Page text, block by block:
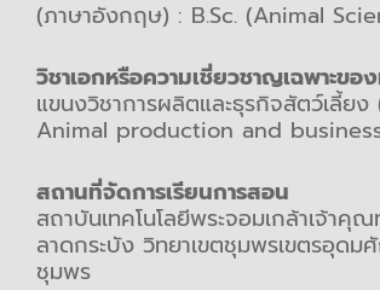
(ภาษาอังกฤษ) : B.Sc. (Animal
วิชาเอกหรือความเชี่ยวชาญเฉพาะข
แขนงวิชาการผลิตและธุรกิจสัตว์เลี้ย
Animal production and
สถานที่จัดการเรียนการสอน
สถาบันเทคโนโลยีพระจอมเกล้าเจ้าคุณ
ลาดกระบัง วิทยาเขตชุมพรเขตรอุด
ชุมพร